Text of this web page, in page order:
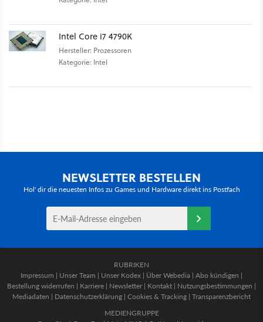
Intel Core i7 4790K
Hersteller: Prozessoren
Kategorie: Intel
NEWSLETTER BESTELLEN
Hol' dir die neuesten Infos zu Games und Hardware direkt ins Postfach
RUBRIKEN
Impressum | Unser Team | Unser Kodex | Über Webedia | Abo kündigen |
Bestellung widerrufen | Karriere | Newsletter | Kontakt | Nutzungsbestimmungen |
Mediadaten | Datenschutzerklärung | Cookies & Tracking | Transparenzbericht
MEDIENGRUPPE